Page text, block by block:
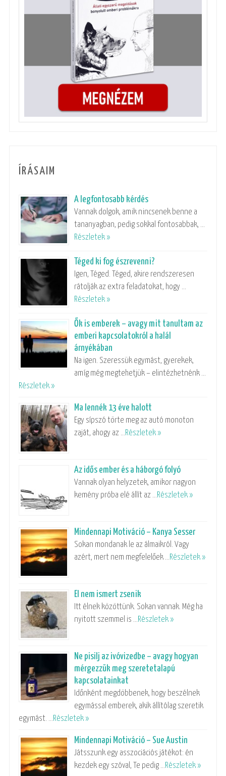
ÍRÁSAIM
A legfontosabb kérdés
Vannak dolgok, amik nincsenek benne a
tananyagban, pedig sokkal fontosabbak, …
Részletek »
Téged ki fog észrevenni?
Igen, Téged. Téged, akire rendszeresen
rátolják az extra feladatokat, hogy …
Részletek »
Ők is emberek – avagy mit tanultam az
emberi kapcsolatokról a halál
árnyékában
Na igen. Szeressük egymást, gyerekek,
amíg még megtehetjük – elintézhetnénk …
Részletek »
Ma lennék 13 éve halott
Egy sípszó törte meg az autó monoton
zaját, ahogy az …Részletek »
Az idős ember és a háborgó folyó
Vannak olyan helyzetek, amikor nagyon
kemény próba elé állít az …Részletek »
Mindennapi Motiváció – Kanya Sesser
Sokan mondanak le az álmaikról. Vagy
azért, mert nem megfelelőek …Részletek »
El nem ismert zsenik
Itt élnek közöttünk. Sokan vannak. Még ha
nyitott szemmel is …Részletek »
Ne pisilj az ivóvizedbe – avagy hogyan
mérgezzük meg szeretetalapú
kapcsolatainkat
Időnként megdöbbenek, hogy beszélnek
egymással emberek, akik állítólag szeretik
egymást. …Részletek »
Mindennapi Motiváció – Sue Austin
Játsszunk egy asszociációs játékot: én
kezdek egy szóval, Te pedig …Részletek »